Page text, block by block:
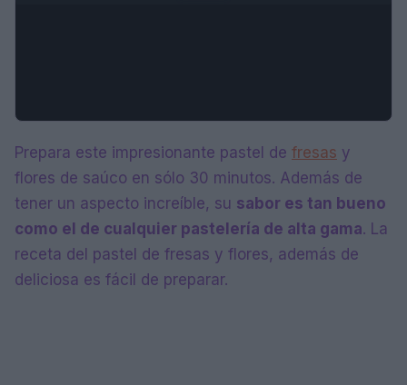
Prepara este impresionante pastel de fresas y
flores de saúco en sólo 30 minutos. Además de
tener un aspecto increíble, su sabor es tan bueno
como el de cualquier pastelería de alta gama. La
receta del pastel de fresas y flores, además de
deliciosa es fácil de preparar.